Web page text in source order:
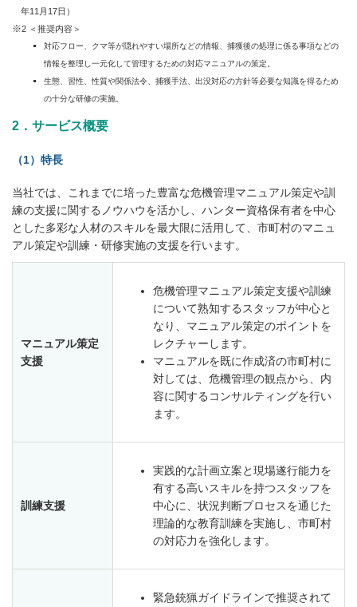
年11月17日）
2 ＜推奨内容＞
対応フロー、クマ等が隠れやすい場所などの情報、捕獲後の処理に係る事項などの
情報を整理し一元化して管理するための対応マニュアルの策定。
生態、習性、性質や関係法令、捕獲手法、出没対応の方針等必要な知識を得るため
の十分な研修の実施。
2．サービス概要
（1）特長
当社では、これまでに培った豊富な危機管理マニュアル策定や訓
練の支援に関するノウハウを活かし、ハンター資格保有者を中心
とした多彩な人材のスキルを最大限に活用して、市町村のマニュ
アル策定や訓練・研修実施の支援を行います。
マニュアル策定
支援
危機管理マニュアル策定支援や訓練
について熟知するスタッフが中心と
なり、マニュアル策定のポイントを
レクチャーします。
マニュアルを既に作成済の市町村に
対しては、危機管理の観点から、内
容に関するコンサルティングを行い
ます。
訓練支援
実践的な計画立案と現場遂行能力を
有する高いスキルを持つスタッフを
中心に、状況判断プロセスを通じた
理論的な教育訓練を実施し、市町村
の対応力を強化します。
緊急銃猟ガイドラインで推奨されて